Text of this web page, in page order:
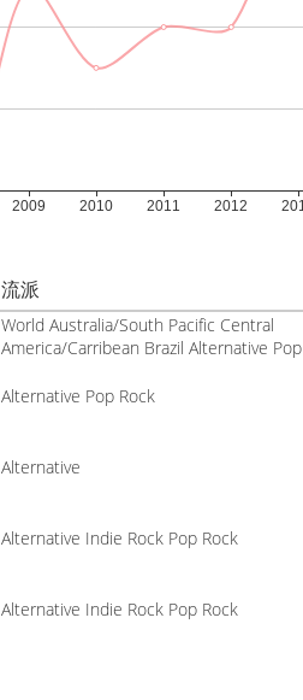
流派
World Australia/South Pacific Central
America/Carribean Brazil Alternative Pop
Alternative Pop Rock
Alternative
Alternative Indie Rock Pop Rock
Alternative Indie Rock Pop Rock